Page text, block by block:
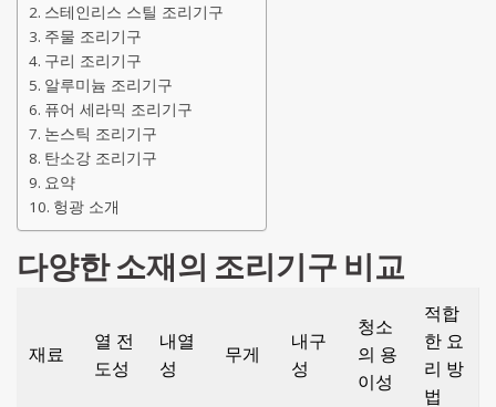
스테인리스 스틸 조리기구
주물 조리기구
구리 조리기구
알루미늄 조리기구
퓨어 세라믹 조리기구
논스틱 조리기구
탄소강 조리기구
요약
헝광 소개
다양한 소재의 조리기구 비교
재료
열 전
도성
내열
성
무게
내구
성
청소
의 용
이성
적합
한 요
리 방
법